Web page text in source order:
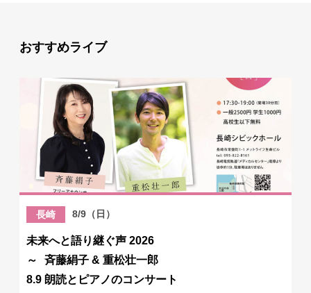
おすすめライブ
長崎 8/9（日）
未来へと語り継ぐ声 2026
～ 斉藤絹子 & 重松壮一郎
8.9 朗読とピアノのコンサート